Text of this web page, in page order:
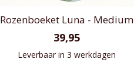
Rozenboeket Luna - Medium
39,95
Leverbaar in 3 werkdagen